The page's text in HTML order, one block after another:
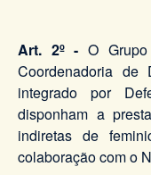
Art. 2º - O
Coordenadoria
integrado por
disponham a
indiretas de
colaboração com o